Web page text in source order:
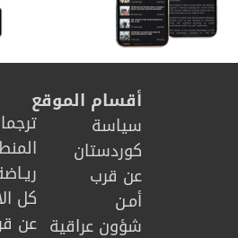
أقسام الموقع
سیاسة
كوردستان
عن قرب
أمـن
شؤون عراقية
كل
عن